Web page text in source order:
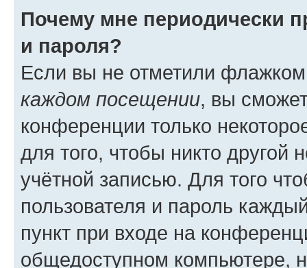
Почему мне периодически
и пароля?
Если вы не отметили
каждом посещении, вы
конференции только
для того, чтобы никто другой
учётной записью. Для того
пользователя и пароль
пункт при входе на
общедоступном компьютере,